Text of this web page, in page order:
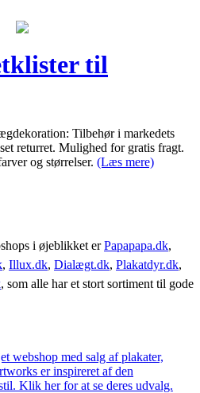
til
Tilbehør i markedets
returret. Mulighed for gratis fragt.
og størrelser. (Læs mere)
i øjeblikket erPapapapa.dk,
, Illux.dk, Dialægt.dk, Plakatdyr.dk,
, som alle har et stort sortiment til gode
webshop med salg af plakater,
er inspireret af den
Klik her for at se deres udvalg.